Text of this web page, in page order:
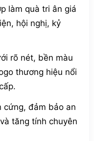
làm quà tri ân giá
hội nghị, kỷ
rõ nét, bền màu
thương hiệu nổi
cứng, đảm bảo an
tăng tính chuyên